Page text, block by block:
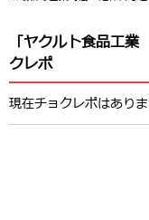
「ヤクルト食品工
クレポ
現在チョクレポはありま